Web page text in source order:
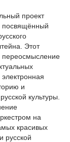
проект
посвящённый
Этот
переосмысление
и
культуры.
на
красивых
русской